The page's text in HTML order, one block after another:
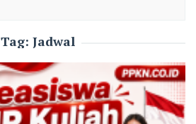
Tag: Jadwal